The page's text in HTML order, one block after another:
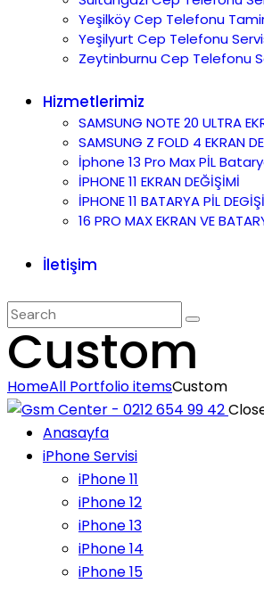
Yeşilköy Cep Telefonu
Yeşilyurt Cep Telefonu
Zeytinburnu Cep Telefonu
Hizmetlerimiz
SAMSUNG NOTE 20 ULTRA
SAMSUNG Z FOLD 4 EKRAN
İphone 13 Pro Max PİL
İPHONE 11 EKRAN DEĞİŞİMİ
İPHONE 11 BATARYA PİL
16 PRO MAX EKRAN VE
İletişim
Custom
HomeAll Portfolio itemsCustom
Anasayfa
iPhone Servisi
iPhone 11
iPhone 12
iPhone 13
iPhone 14
iPhone 15